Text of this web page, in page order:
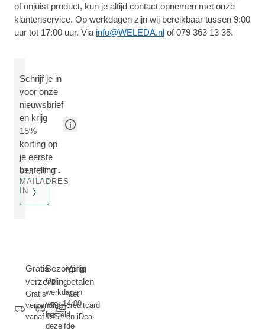
of onjuist product, kun je altijd contact opnemen met onze
klantenservice. Op werkdagen zijn wij bereikbaar tussen 9:00
uur tot 17:00 uur. Via info@WELEDA.nl of 079 363 13 35.
Schrijf je in
voor onze
nieuwsbrief
en krijg
15%
korting op
je eerste
bestelling
VUL JE E-
MAILADRES
IN
Gratis
verzending
Gratis
verzending
vanaf €45,-
Bezorging
Op
werkdagen
voor 14:00
besteld,
dezelfde
Veilig
betalen
Met
creditcard
en iDeal